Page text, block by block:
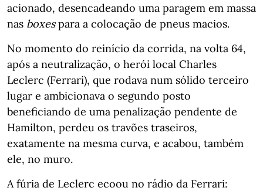
acionado, desencadeando uma paragem em massa
nas boxespara a colocação de pneus macios.
No momento do reinício da corrida, na volta 64,
após a neutralização, o herói local Charles
Leclerc (Ferrari), que rodava num sólido terceiro
lugar e ambicionava o segundo posto
beneficiando de uma penalização pendente de
Hamilton, perdeu os travões traseiros,
exatamente na mesma curva, e acabou, também
ele, no muro.
A fúria de Leclerc ecoou no rádio da Ferrari: